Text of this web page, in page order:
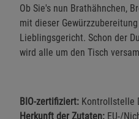
Ob Sie's nun Brathähnchen,
mit dieser
Lieblingsgericht. Schon der
wird alle um den Tisch
BIO-zertifiziert: Kontrollstelle
Herkunft der Zutaten: EU-/